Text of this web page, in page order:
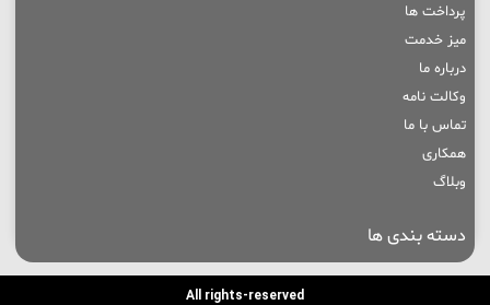
پرداخت ها
میز خدمت
درباره ما
وکالت نامه
تماس با ما
همکاری
وبلاگ
دسته بندی ها
All rights-reserved